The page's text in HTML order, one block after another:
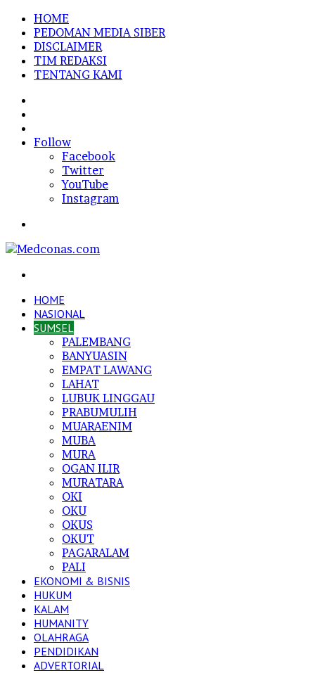
HOME
PEDOMAN MEDIA SIBER
DISCLAIMER
TIM REDAKSI
TENTANG KAMI
In
Follow
Facebook
Twitter
YouTube
Instagram
HOME
NASIONAL
SUMSEL
PALEMBANG
BANYUASIN
EMPAT LAWANG
LAHAT
LUBUK LINGGAU
PRABUMULIH
MUARAENIM
MUBA
MURA
OGAN ILIR
MURATARA
OKI
OKU
OKUS
OKUT
PAGARALAM
PALI
EKONOMI & BISNIS
HUKUM
KALAM
HUMANITY
OLAHRAGA
PENDIDIKAN
ADVERTORIAL